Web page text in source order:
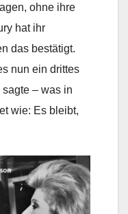
ohne ihre
hat ihr
das bestätigt.
nun ein drittes
– was in
wie: Es bleibt,